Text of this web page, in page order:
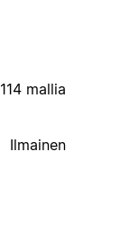
114 mallia
Ilmainen